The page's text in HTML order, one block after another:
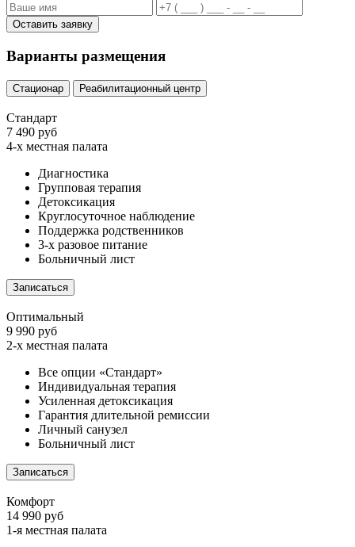
Оставить заявку
Варианты размещения
Стационар Реабилитационный центр
Стандарт
7 490 руб
4-х местная палата
Диагностика
Групповая терапия
Детоксикация
Круглосуточное наблюдение
Поддержка родственников
3-х разовое питание
Больничный лист
Записаться
Оптимальный
9 990 руб
2-х местная палата
Все опции «Стандарт»
Индивидуальная терапия
Усиленная детоксикация
Гарантия длительной ремиссии
Личный санузел
Больничный лист
Записаться
Комфорт
14 990 руб
1-я местная палата